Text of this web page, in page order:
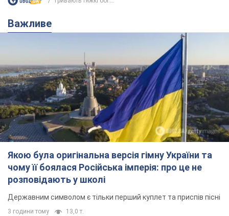
Важливе
Якою була оригінальна версія гімну України та
чому її боялася Російська імперія: про це не
розповідають у школі
Державним символом є тільки перший куплет та приспів пісні
3 години тому 13,0 т.